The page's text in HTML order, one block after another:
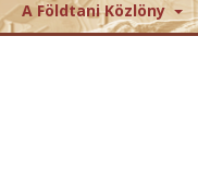
A Földtani Közlöny